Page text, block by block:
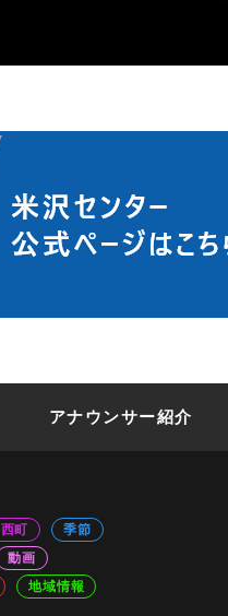
アナウンサー紹介
町
季節
動画
地域情報